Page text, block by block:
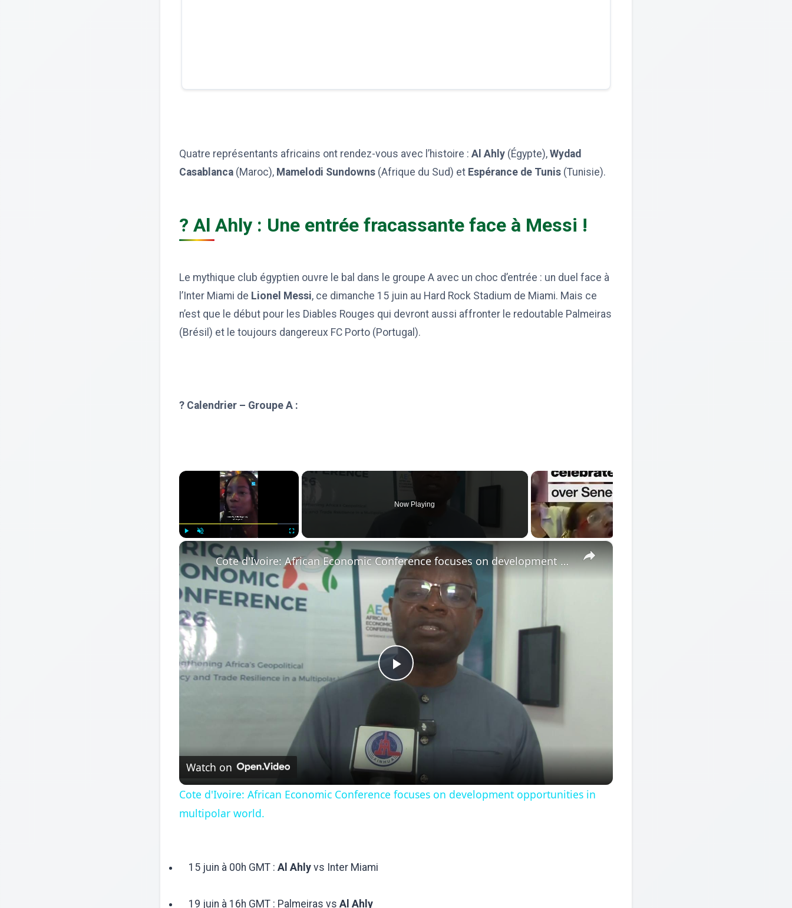
Quatre représentants africains ont rendez-vous avec l’histoire : Al Ahly (Égypte), Wydad
Casablanca (Maroc), Mamelodi Sundowns (Afrique du Sud) et Espérance de Tunis (Tunisie).
? Al Ahly : Une entrée fracassante face à Messi !
Le mythique club égyptien ouvre le bal dans le groupe A avec un choc d’entrée : un duel face à
l’Inter Miami de Lionel Messi, ce dimanche 15 juin au Hard Rock Stadium de Miami. Mais ce
n’est que le début pour les Diables Rouges qui devront aussi affronter le redoutable Palmeiras
(Brésil) et le toujours dangereux FC Porto (Portugal).
? Calendrier – Groupe A :
×
Play Unmute
Now Playing
×
Play
Video
Cote d'Ivoire: African Economic Conference focuses on development opportunities in multipolar world.
Watch on
Cote d'Ivoire: African Economic Conference focuses on development opportunities in
multipolar world.
15 juin à 00h GMT : Al Ahly vs Inter Miami
19 juin à 16h GMT : Palmeiras vs Al Ahly